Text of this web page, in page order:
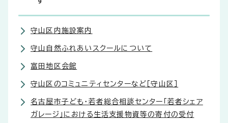
守山区内施設案内
守山自然ふれあいスクールについて
富田地区会館
守山区のコミュニティセンターなど［守山区］
名古屋市子ども・若者総合相談センター「若者シェア
ガレージ」における生活支援物資等の寄付の受付